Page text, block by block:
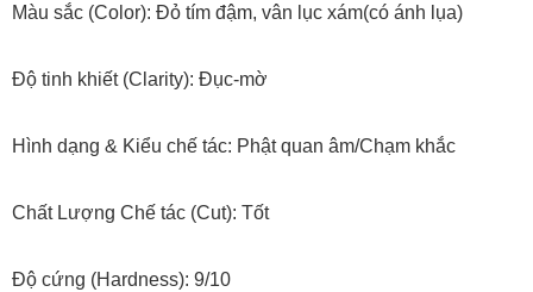
Màu sắc (Color): Đỏ tím đậm, vân lục xám(có ánh lụa)
Độ tinh khiết (Clarity): Đục-mờ
Hình dạng & Kiểu chế tác: Phật quan âm/Chạm khắc
Chất Lượng Chế tác (Cut): Tốt
Độ cứng (Hardness): 9/10